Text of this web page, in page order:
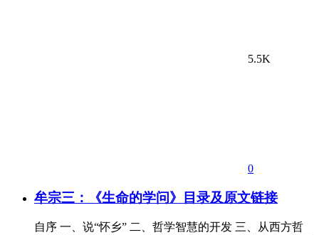
5.5K
0
牟宗三：《生命的学问》目录及原文链接
自序 一、说“怀乡” 二、哲学智慧的开发 三、从西方哲